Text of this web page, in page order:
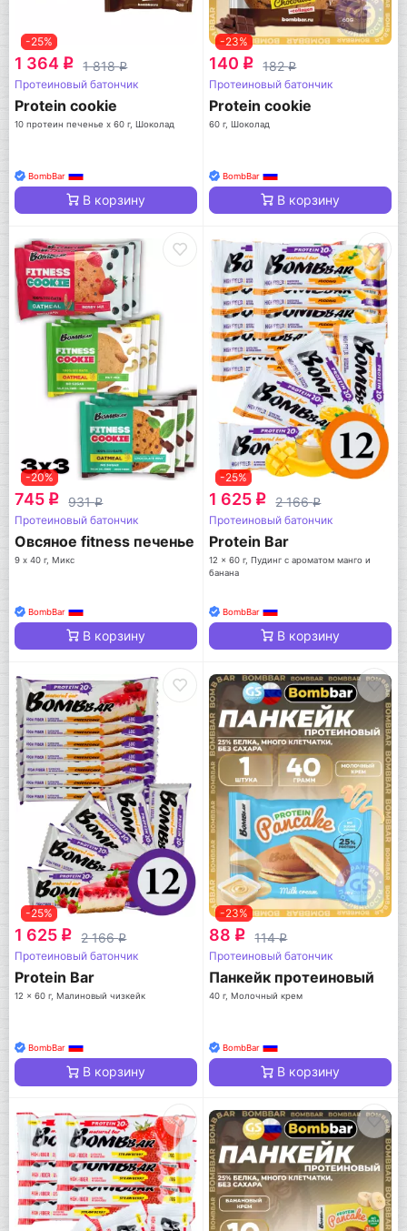
-25%
1 364 q 1 818q
Протеиновый батончик
Protein cookie
10 протеин печенье x 60 г, Шоколад
BombBar
В корзину
-23%
140 q 182q
Протеиновый батончик
Protein cookie
60 г, Шоколад
BombBar
В корзину
-20%
745 q 931q
Протеиновый батончик
Овсяное fitness печенье
9 х 40 г, Микс
BombBar
В корзину
-25%
1 625 q 2 166q
Протеиновый батончик
Protein Bar
12 x 60 г, Пудинг с ароматом манго и
банана
BombBar
В корзину
-25%
1 625 q 2 166q
Протеиновый батончик
Protein Bar
12 x 60 г, Малиновый чизкейк
BombBar
В корзину
-23%
88 q 114q
Протеиновый батончик
Панкейк протеиновый
40 г, Молочный крем
BombBar
В корзину